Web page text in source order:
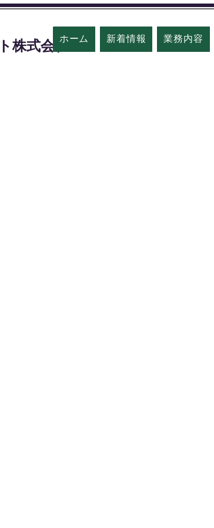
株式会社ホーム 新着情報 業務内容